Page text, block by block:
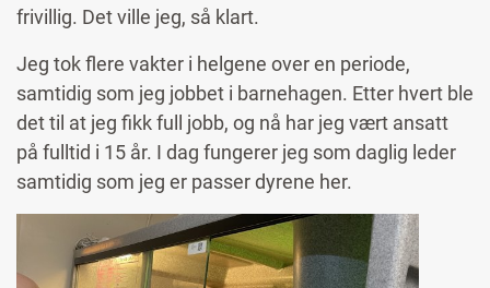
frivillig. Det ville jeg, så klart.
Jeg tok flere vakter i helgene over en periode,
samtidig som jeg jobbet i barnehagen. Etter hvert ble
det til at jeg fikk full jobb, og nå har jeg vært ansatt
på fulltid i 15 år. I dag fungerer jeg som daglig leder
samtidig som jeg er passer dyrene her.